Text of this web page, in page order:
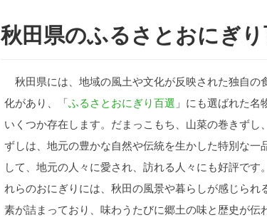
秋田県のふるさとおにぎ
秋田県には、地域の風土や文化が反映された独自の
化があり、「ふるさとおにぎり百選 」にも選ばれた名
いくつか存在します。だまっこもち、山菜の巻きずし
ずしは、地元の豊かな自然や伝統を生かした特別な一
して、地元の人々に愛され、訪れる人々にも好評です
れらのおにぎりには、秋田の風景や暮らしが感じられ
素が詰まっており、味わうたびに郷土の味と歴史が伝